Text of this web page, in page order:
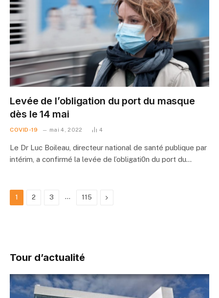
Levée de l’obligation du port du masque
dès le 14 mai
COVID-19 mai 4, 2022 4
Le Dr Luc Boileau, directeur national de santé publique par
intérim, a confirmé la levée de l’obligati0n du port du…
1 2 3 … 115 Suivant
Tour d’actualité